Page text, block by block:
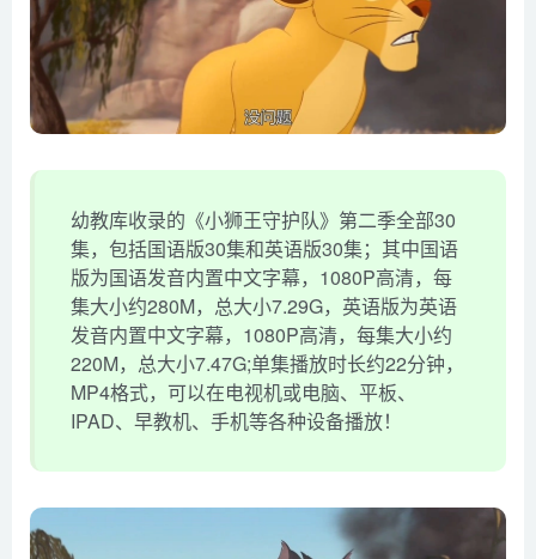
幼教库收录的《小狮王守护队》第二季全部30
集，包括国语版30集和英语版30集；其中国语
版为国语发音内置中文字幕，1080P高清，每
集大小约280M，总大小7.29G，英语版为英语
发音内置中文字幕，1080P高清，每集大小约
220M，总大小7.47G;单集播放时长约22分钟，
MP4格式，可以在电视机或电脑、平板、
IPAD、早教机、手机等各种设备播放！